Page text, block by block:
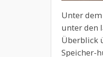
Unter
unter den
Überblick
Speicher-